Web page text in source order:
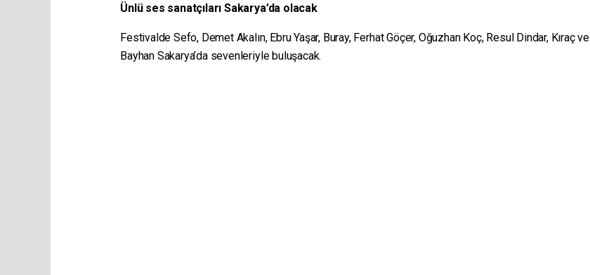
Ünlü ses sanatçıları Sakarya’da olacak
Festivalde Sefo, Demet Akalın, Ebru Yaşar, Buray, Ferhat Göçer, Oğuzhan Koç, Resul Dindar, Kıraç ve
Bayhan Sakarya’da sevenleriyle buluşacak.